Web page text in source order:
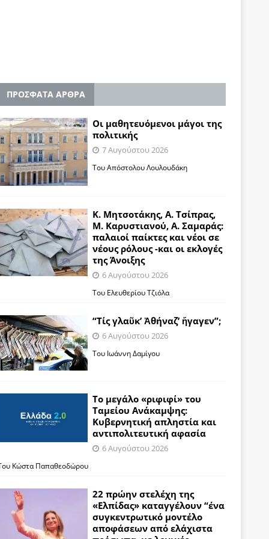
ΠΡΟΣΦΑΤΑ ΑΡΘΡΑ
Οι μαθητευόμενοι μάγοι της
πολιτικής
7 Αυγούστου 2026
Του Απόστολου Λουλουδάκη
Κ. Μητσοτάκης, Α. Τσίπρας,
Μ. Καρυστιανού, Α. Σαμαράς:
παλαιοί παίκτες και νέοι σε
νέους ρόλους -και οι εκλογές
της Άνοιξης
6 Αυγούστου 2026
Του Ελευθερίου Τζιόλα
“Τίς γλαῦκ’ Ἀθήναζ’ ἤγαγεν”;
6 Αυγούστου 2026
Του Ιωάννη Δαμίγου
Το μεγάλο «ριφιφί» του
Ταμείου Ανάκαμψης:
Κυβερνητική απληστία και
αντιπολιτευτική αφασία
6 Αυγούστου 2026
Κώστα Παπαθεοδώρου
22 πρώην στελέχη της
«Ελπίδας» καταγγέλουν “ένα
συγκεντρωτικό μοντέλο
αποφάσεων από ελάχιστα